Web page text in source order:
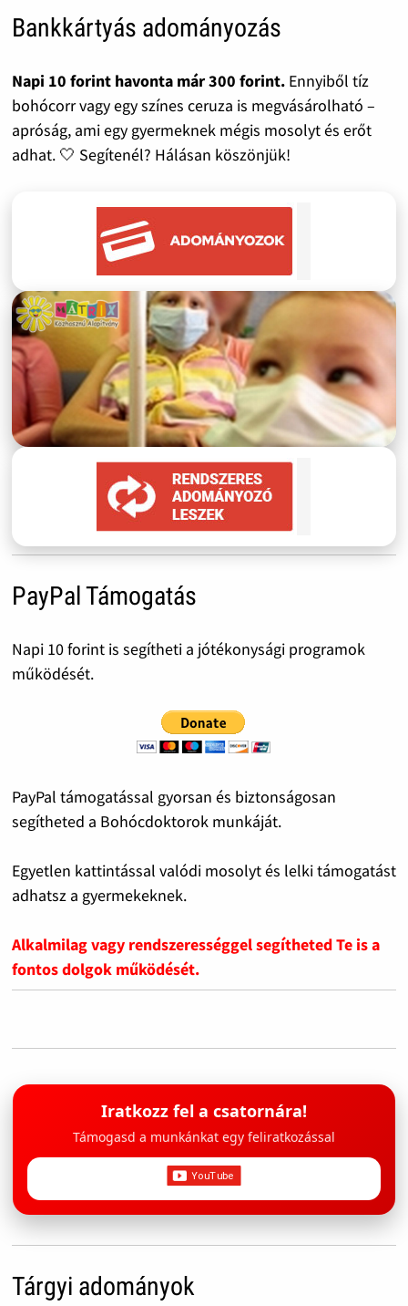
Bankkártyás adományozás
Napi 10 forint havonta már 300 forint.Ennyiből tíz
bohócorr vagy egy színes ceruza is megvásárolható –
apróság, ami egy gyermeknek mégis mosolyt és erőt
adhat. 🤍 Segítenél? Hálásan köszönjük!
PayPal Támogatás
Napi 10 forint is segítheti a jótékonysági programok
működését.
PayPal támogatással gyorsan és biztonságosan
segítheted a Bohócdoktorok munkáját.
Egyetlen kattintással valódi mosolyt és lelki támogatást
adhatsz a gyermekeknek.
Alkalmilag vagy rendszerességgel segítheted Te is a
fontos dolgok működését.
Iratkozz fel a csatornára!
Támogasd a munkánkat egy feliratkozással
Tárgyi adományok